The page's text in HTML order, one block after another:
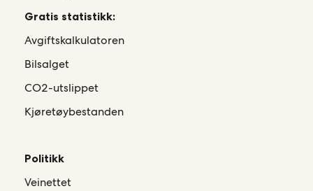
Gratis statistikk:
Avgiftskalkulatoren
Bilsalget
CO2-utslippet
Kjøretøybestanden
Politikk
Veinettet